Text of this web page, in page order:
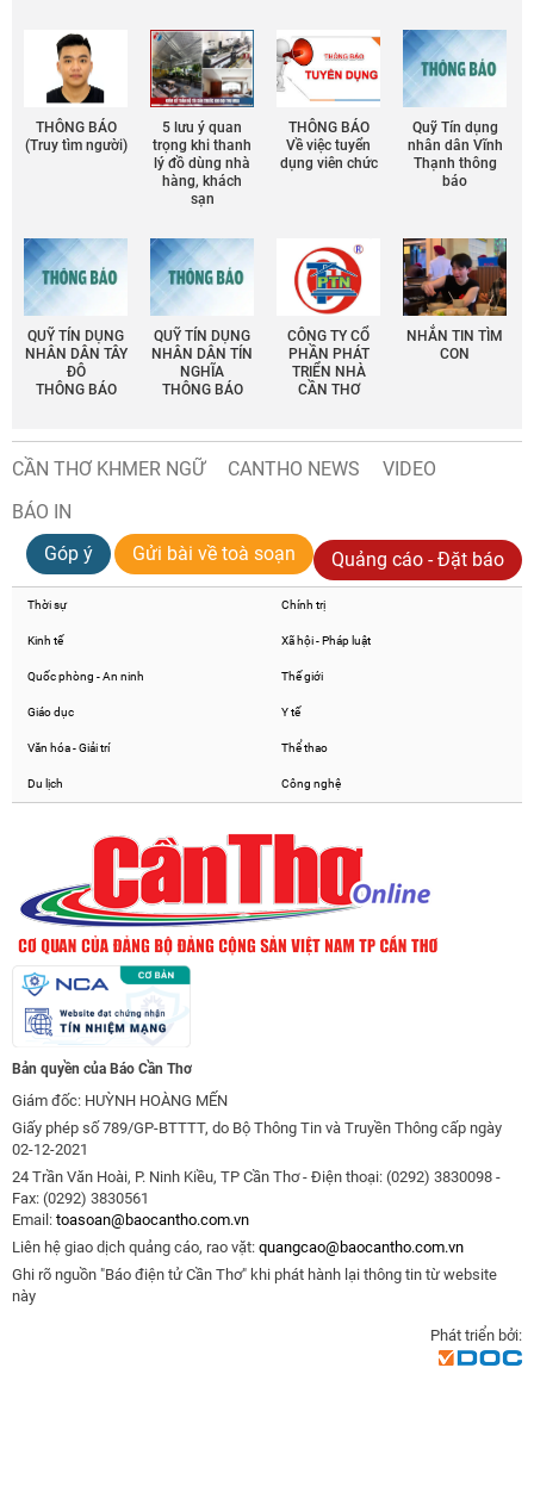
Chia sẻ
THÔNG BÁO
(Truy tìm người)
5 lưu ý quan
trọng khi thanh
lý đồ dùng nhà
hàng, khách
sạn
THÔNG BÁO
Về việc tuyển
dụng viên chức
Quỹ Tín dụng
nhân dân Vĩnh
Thạnh thông
báo
QUỸ TÍN DỤNG
NHÂN DÂN TÂY
ĐÔ
THÔNG BÁO
QUỸ TÍN DỤNG
NHÂN DÂN TÍN
NGHĨA
THÔNG BÁO
CÔNG TY CỔ
PHẦN PHÁT
TRIỂN NHÀ
CẦN THƠ
NHẮN TIN TÌM
CON
CẦN THƠ KHMER NGỮ CANTHO NEWS
VIDEO
BÁO IN
Góp ý
Gửi bài về toà soạn Quảng cáo - Đặt báo
Thời sự Chính trị
Kinh tế Xã hội - Pháp luật
Quốc phòng - An ninh Thế giới
Giáo dục Y tế
Văn hóa - Giải trí Thể thao
Du lịch Công nghệ
Bản quyền của Báo Cần Thơ
Giám đốc: HUỲNH HOÀNG MẾN
Giấy phép số 789/GP-BTTTT, do Bộ Thông Tin và Truyền Thông cấp ngày
02-12-2021
24 Trần Văn Hoài, P. Ninh Kiều, TP Cần Thơ - Điện thoại: (0292) 3830098 -
Fax: (0292) 3830561
Email: toasoan@baocantho.com.vn
Liên hệ giao dịch quảng cáo, rao vặt: quangcao@baocantho.com.vn
Ghi rõ nguồn "Báo điện tử Cần Thơ" khi phát hành lại thông tin từ website
này
Phát triển bởi: